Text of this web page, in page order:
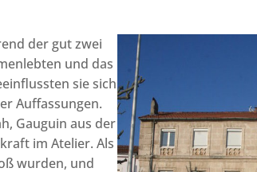
der gut zwei
und das
sie sich
Auffassungen.
Gauguin aus der
im Atelier. Als
wurden, und